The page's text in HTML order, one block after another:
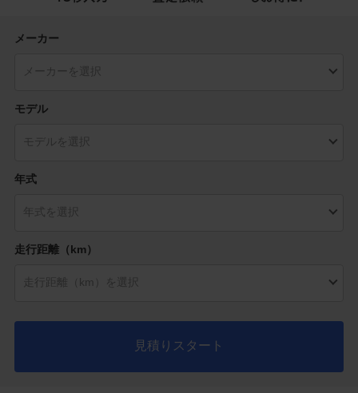
メーカー
モデル
年式
走行距離（km）
見積りスタート